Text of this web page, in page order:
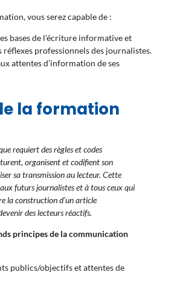
vous serez capable de :
bases de l’écriture informative et
réflexes professionnels des journalistes.
attentes d’information de ses
la formation
requiert des règles et codes
organisent et codifient son
sa transmission au lecteur. Cette
futurs journalistes et à tous ceux qui
la construction d’un article
des lecteurs réactifs.
principes de la communication
publics/objectifs et attentes de